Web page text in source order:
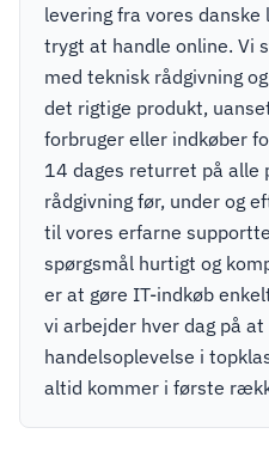
levering fra vores
trygt at handle online. Vi
med teknisk rådgivning
det rigtige produkt,
forbruger eller indkøber
14 dages returret på alle
rådgivning før, under og
til vores erfarne
spørgsmål hurtigt og
er at gøre IT-indkøb
vi arbejder hver dag på at
handelsoplevelse i
altid kommer i første